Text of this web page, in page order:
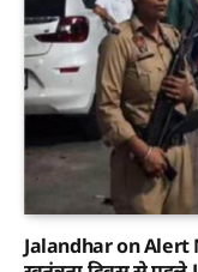
Jalandhar on Alert